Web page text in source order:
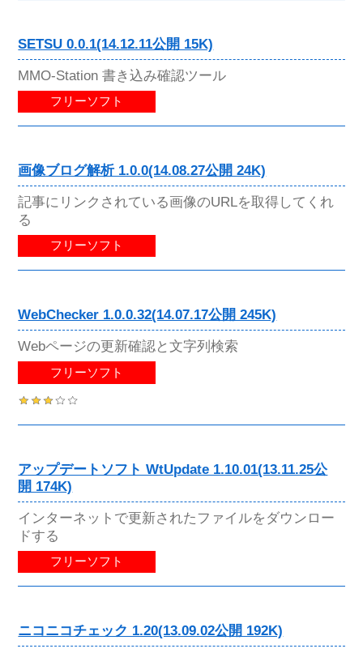
SETSU 0.0.1(14.12.11公開 15K)
MMO-Station 書き込み確認ツール
フリーソフト
画像ブログ解析 1.0.0(14.08.27公開 24K)
記事にリンクされている画像のURLを取得してくれ
る
フリーソフト
WebChecker 1.0.0.32(14.07.17公開 245K)
Webページの更新確認と文字列検索
フリーソフト
アップデートソフト WtUpdate 1.10.01(13.11.25公
開 174K)
インターネットで更新されたファイルをダウンロー
ドする
フリーソフト
ニコニコチェック 1.20(13.09.02公開 192K)